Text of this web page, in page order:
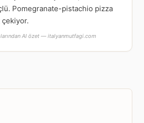
Pomegranate-pistachio pizza
AI özet — italyanmutfagi.com